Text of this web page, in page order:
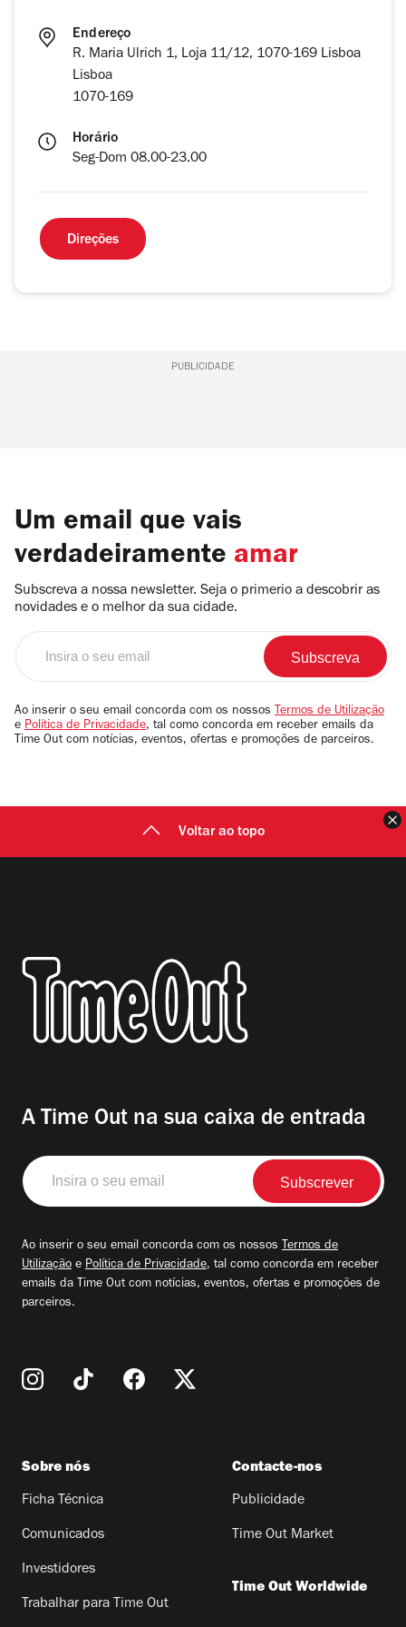
Endereço
R. Maria Ulrich 1, Loja 11/12, 1070-169 Lisboa
Lisboa
1070-169
Horário
Seg-Dom 08.00-23.00
Direções
PUBLICIDADE
Um email que vais
verdadeiramente amar
Subscreva a nossa newsletter. Seja o primerio a descobrir as
novidades e o melhor da sua cidade.
email
Ao inserir o seu email concorda com os nossos Termos de Utilização
e Política de Privacidade, tal como concorda em receber emails da
Time Out com notícias, eventos, ofertas e promoções de parceiros.
Voltar ao topo
A Time Out na sua caixa de entrada
Insira
o
seu
Ao inserir o seu email concorda com os nossos Termos de
Utilização e Política de Privacidade, tal como concorda em receber
emails da Time Out com notícias, eventos, ofertas e promoções de
parceiros.
Sobre nós
Ficha Técnica
Comunicados
Investidores
Trabalhar para Time Out
Contacte-nos
Publicidade
Time Out Market
Time Out Worldwide